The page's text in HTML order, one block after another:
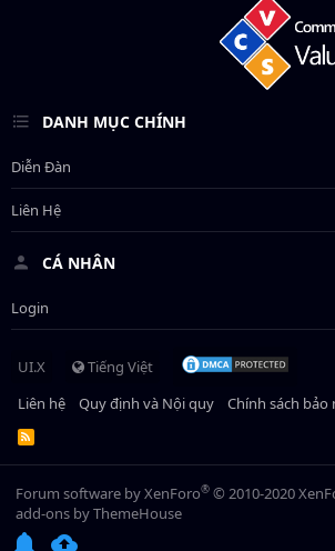
DANH MỤC CHÍNH
Diễn Đàn
Liên Hệ
CÁ NHÂN
Login
UI.X
Tiếng Việt
Liên hệ
Quy định và Nội quy Chính sách bảo
R
S
S
Forum software by XenForo® © 2010-2020
add-ons by ThemeHouse